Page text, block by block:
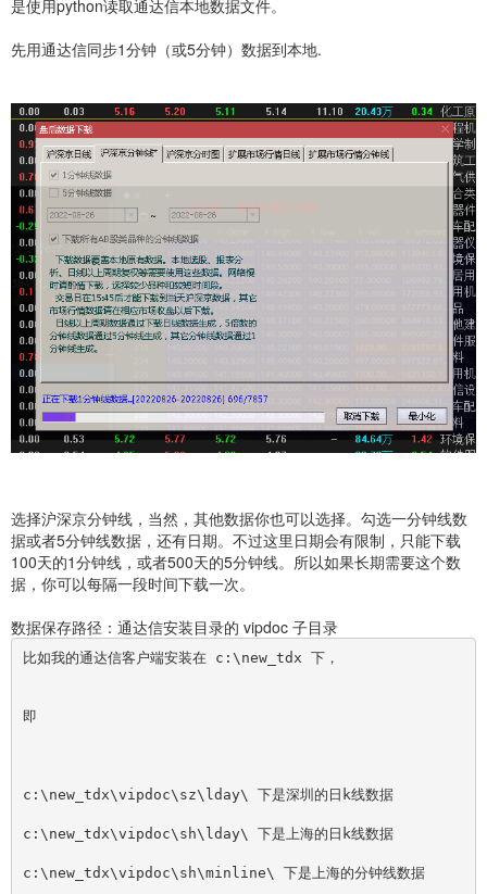
是使用python读取通达信本地数据文件。
先用通达信同步1分钟（或5分钟）数据到本地.
选择沪深京分钟线，当然，其他数据你也可以选择。勾选一分钟线数
据或者5分钟线数据，还有日期。不过这里日期会有限制，只能下载
100天的1分钟线，或者500天的5分钟线。所以如果长期需要这个数
据，你可以每隔一段时间下载一次。
数据保存路径：通达信安装目录的 vipdoc 子目录
比如我的通达信客户端安装在 c:\new_tdx 下，
即
c:\new_tdx\vipdoc\sz\lday\ 下是深圳的日k线数据
c:\new_tdx\vipdoc\sh\lday\ 下是上海的日k线数据
c:\new_tdx\vipdoc\sh\minline\ 下是上海的分钟线数据